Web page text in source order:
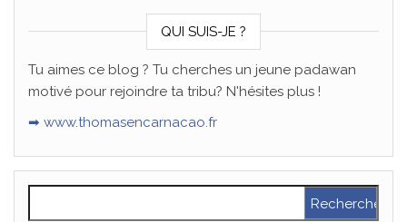
QUI SUIS-JE ?
Tu aimes ce blog ? Tu cherches un jeune padawan
motivé pour rejoindre ta tribu? N'hésites plus !
➡ www.thomasencarnacao.fr